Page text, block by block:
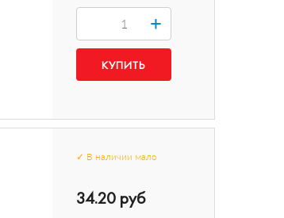
+
✓ В наличии мало
34.20 руб